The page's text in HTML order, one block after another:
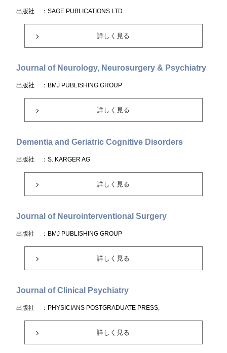
出版社 ：SAGE PUBLICATIONS LTD.
詳しく見る
Journal of Neurology, Neurosurgery & Psychiatry
出版社 ：BMJ PUBLISHING GROUP
詳しく見る
Dementia and Geriatric Cognitive Disorders
出版社 ：S. KARGER AG
詳しく見る
Journal of Neurointerventional Surgery
出版社 ：BMJ PUBLISHING GROUP
詳しく見る
Journal of Clinical Psychiatry
出版社 ：PHYSICIANS POSTGRADUATE PRESS,
詳しく見る